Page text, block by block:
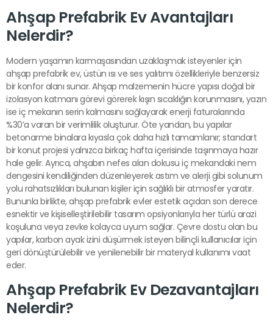
Ahşap Prefabrik Ev Avantajları
Nelerdir?
Modern yaşamın karmaşasından uzaklaşmak isteyenler için
ahşap prefabrik ev, üstün ısı ve ses yalıtımı özellikleriyle benzersiz
bir konfor alanı sunar. Ahşap malzemenin hücre yapısı doğal bir
izolasyon katmanı görevi görerek kışın sıcaklığın korunmasını, yazın
ise iç mekanın serin kalmasını sağlayarak enerji faturalarında
%30’a varan bir verimlilik oluşturur. Öte yandan, bu yapılar
betonarme binalara kıyasla çok daha hızlı tamamlanır; standart
bir konut projesi yalnızca birkaç hafta içerisinde taşınmaya hazır
hale gelir. Ayrıca, ahşabın nefes alan dokusu iç mekandaki nem
dengesini kendiliğinden düzenleyerek astım ve alerji gibi solunum
yolu rahatsızlıkları bulunan kişiler için sağlıklı bir atmosfer yaratır.
Bununla birlikte, ahşap prefabrik evler estetik açıdan son derece
esnektir ve kişiselleştirilebilir tasarım opsiyonlarıyla her türlü arazi
koşuluna veya zevke kolayca uyum sağlar. Çevre dostu olan bu
yapılar, karbon ayak izini düşürmek isteyen bilinçli kullanıcılar için
geri dönüştürülebilir ve yenilenebilir bir materyal kullanımı vaat
eder.
Ahşap Prefabrik Ev Dezavantajları
Nelerdir?